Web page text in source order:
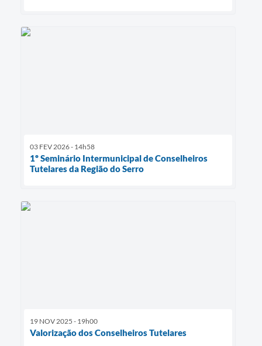
03 FEV 2026 - 14h58
1º Seminário Intermunicipal de Conselheiros
Tutelares da Região do Serro
19 NOV 2025 - 19h00
Valorização dos Conselheiros Tutelares